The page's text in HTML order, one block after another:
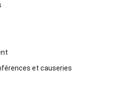
et causeries